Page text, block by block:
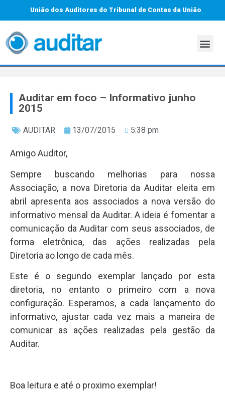
União dos Auditores do Tribunal de Contas da União
Auditar em foco – Informativo junho
2015
AUDITAR 13/07/2015 5:38 pm
Amigo Auditor,
Sempre buscando melhorias para nossa
Associação, a nova Diretoria da Auditar eleita em
abril apresenta aos associados a nova versão do
informativo mensal da Auditar. A ideia é fomentar a
comunicação da Auditar com seus associados, de
forma eletrônica, das ações realizadas pela
Diretoria ao longo de cada mês.
Este é o segundo exemplar lançado por esta
diretoria, no entanto o primeiro com a nova
configuração. Esperamos, a cada lançamento do
informativo, ajustar cada vez mais a maneira de
comunicar as ações realizadas pela gestão da
Auditar.
Boa leitura e até o proximo exemplar!